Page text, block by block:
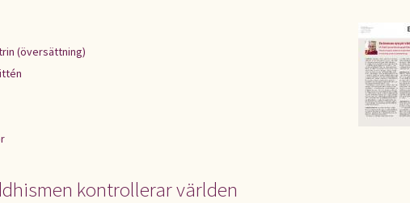
(översättning)
kontrollerar världen